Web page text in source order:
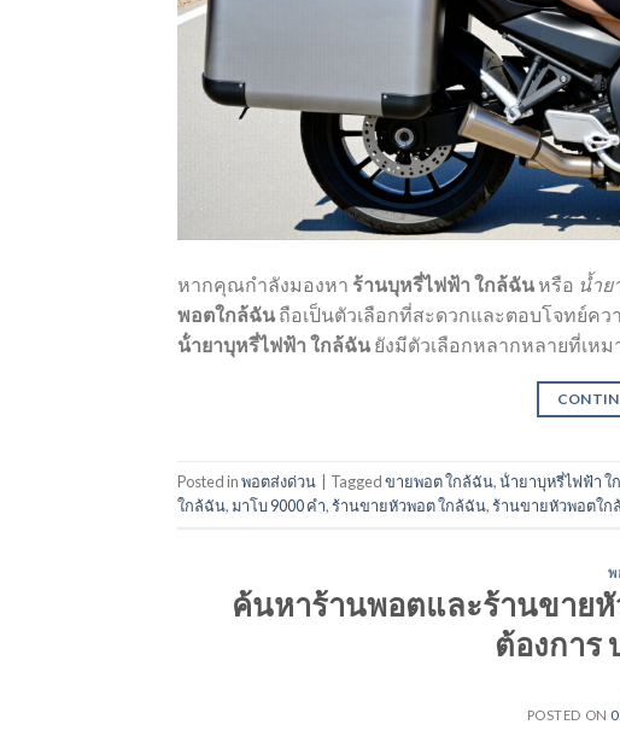
หากคุณกำลังมองหา ร้านบุหรี่ไฟฟ้า ใกล้ฉัน หรือ น้ำย
พอตใกล้ฉัน ถือเป็นตัวเลือกที่สะดวกและตอบโจทย์คว
น้ํายาบุหรี่ไฟฟ้า ใกล้ฉัน ยังมีตัวเลือกหลากหลายที่เห
Posted inพอตส่งด่วน Taggedขายพอต ใกล้ฉัน,น้ํายาบุหรี่ไฟฟ้า ใ
ใกล้ฉัน,มาโบ 9000 คํา,ร้านขายหัวพอต ใกล้ฉัน,ร้านขายหัวพอตใก
พ
ค้นหาร้านพอตและร้านขาย
ต้องการ
POSTED ON